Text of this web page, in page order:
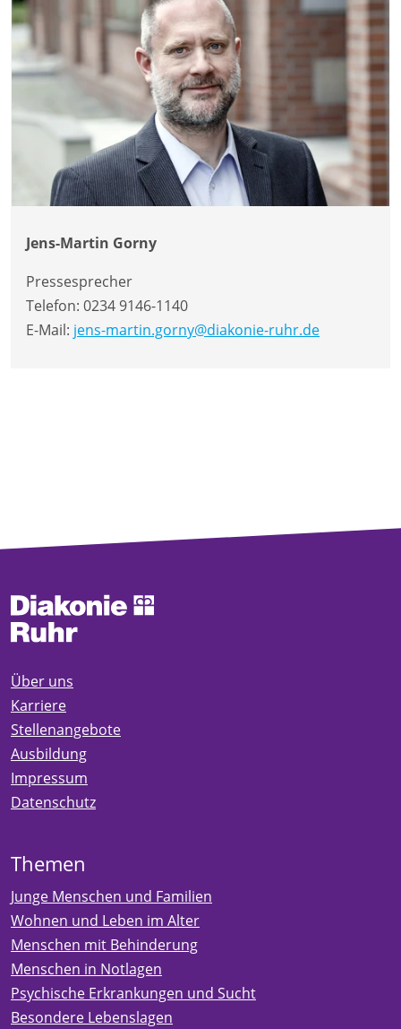
Jens-Martin Gorny
Pressesprecher
Telefon: 0234 9146-1140
E-Mail: jens-martin.gorny@diakonie-ruhr.de
Über uns
Karriere
Stellenangebote
Ausbildung
Impressum
Datenschutz
Themen
Junge Menschen und Familien
Wohnen und Leben im Alter
Menschen mit Behinderung
Menschen in Notlagen
Psychische Erkrankungen und Sucht
Besondere Lebenslagen